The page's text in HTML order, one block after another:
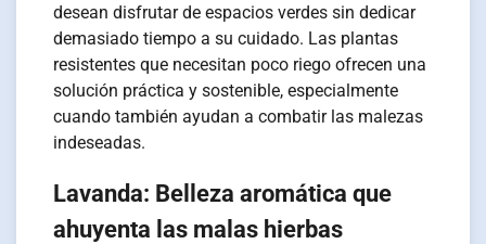
desean disfrutar de espacios verdes sin dedicar
demasiado tiempo a su cuidado. Las plantas
resistentes que necesitan poco riego ofrecen una
solución práctica y sostenible, especialmente
cuando también ayudan a combatir las malezas
indeseadas.
Lavanda: Belleza aromática que
ahuyenta las malas hierbas